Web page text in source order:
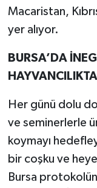
Macaristan,
yer alıyor.
BURSA’DA
Her günü dolu
ve seminerlerle
koymayı
bir coşku ve
Bursa